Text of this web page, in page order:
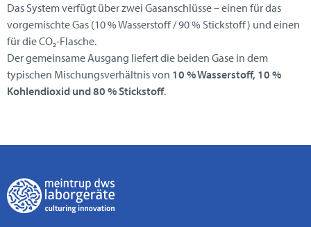
Das System verfügt über zwei Gasanschlüsse – einen für das
vorgemischte Gas (10 % Wasserstoff / 90 % Stickstoff) und einen
für die CO₂-Flasche.
Der gemeinsame Ausgang liefert die beiden Gase in dem
typischen Mischungsverhältnis von 10 % Wasserstoff, 10 %
Kohlendioxid und 80 % Stickstoff.